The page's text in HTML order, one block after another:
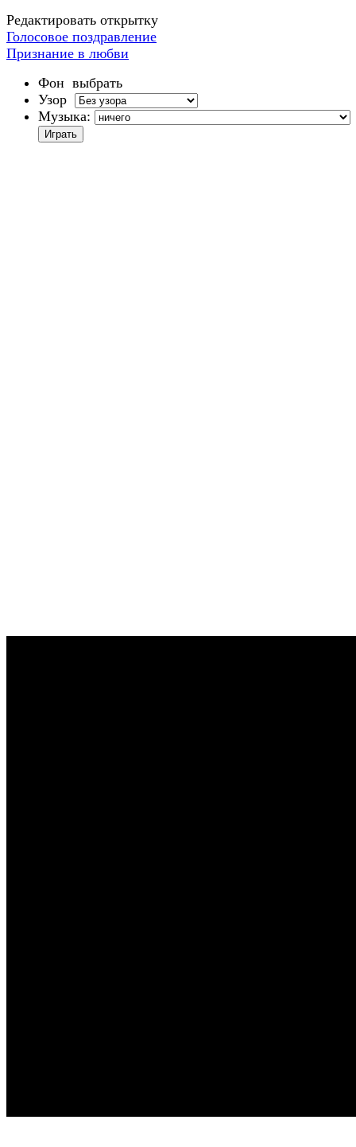
Редактировать открытку
Голосовое поздравление
Признание в любви
Фон выбрать
Узор
Музыка: